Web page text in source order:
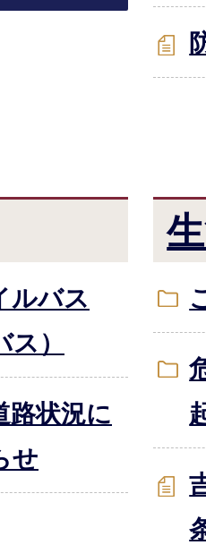
ルバス
）
路状況に
せ